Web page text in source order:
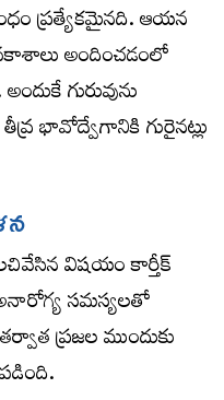
ప్రత్యేకమైనది. ఆయన
అందించడంలో
గురువును
భావోద్వేగానికి గురైనట్లు
విషయం కార్తీక్
సమస్యలతో
ప్రజల ముందుకు